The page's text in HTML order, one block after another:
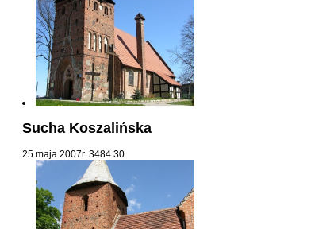
Sucha Koszalińska
25 maja 2007r. 3484 30